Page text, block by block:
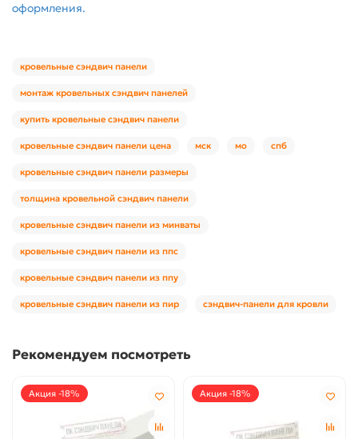
оформления.
кровельные сэндвич панели
монтаж кровельных сэндвич панелей
купить кровельные сэндвич панели
кровельные сэндвич панели цена мск мо спб
кровельные сэндвич панели размеры
толщина кровельной сэндвич панели
кровельные сэндвич панели из минваты
кровельные сэндвич панели из ппс
кровельные сэндвич панели из ппу
кровельные сэндвич панели из пир сэндвич-панели для кровли
Рекомендуем посмотреть
Акция -18% Акция -18%